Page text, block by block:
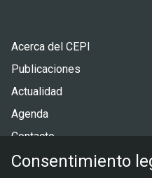
Pie
de
Acerca del CEPI
Publicaciones
Actualidad
Agenda
Contacto
Consentimiento